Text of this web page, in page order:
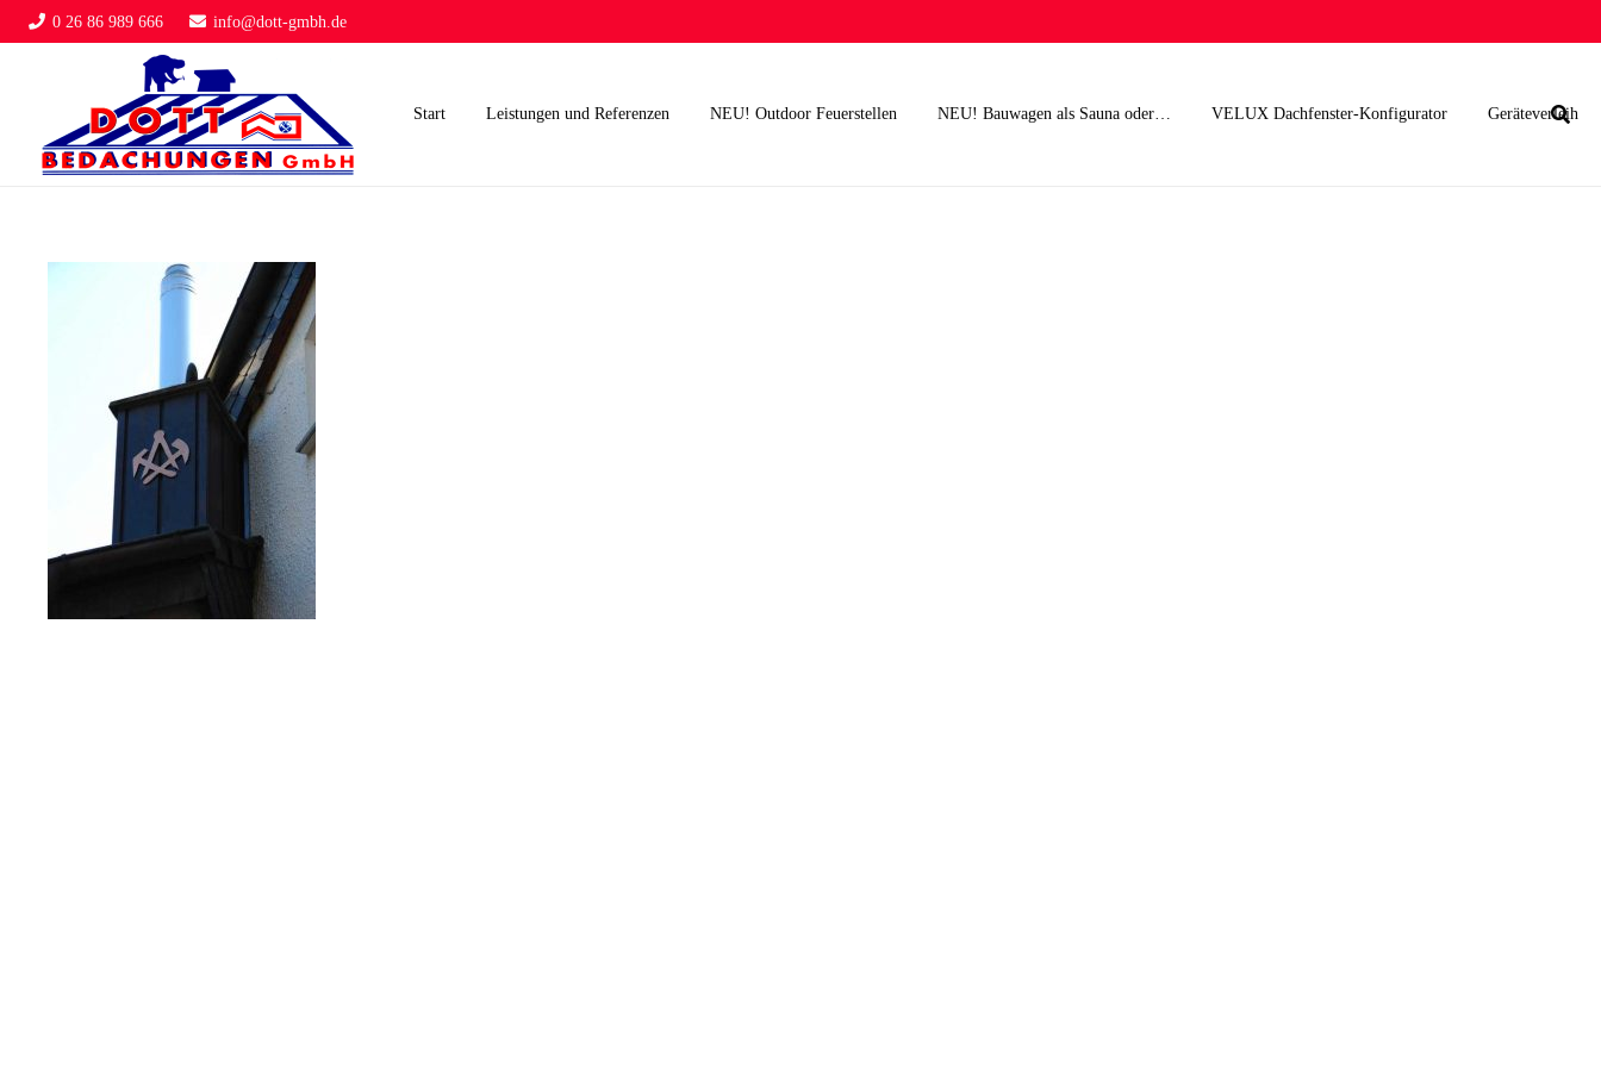
0 26 86 989 666 info@dott-gmbh.de
Start Leistungen und Referenzen NEU! Outdoor Feuerstellen NEU! Bauwagen als Sauna oder… VELUX Dachfenster-Konfigurator Geräteverleih